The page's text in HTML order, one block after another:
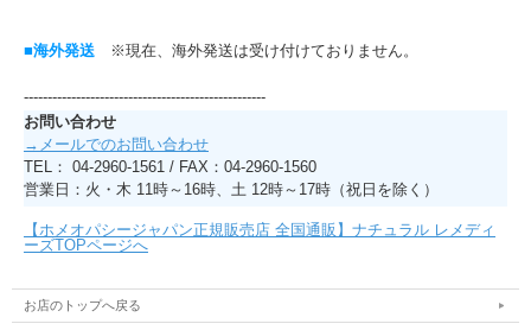
■海外発送 ※現在、海外発送は受け付けておりません。
---------------------------------------------------
お問い合わせ
→メールでのお問い合わせ
TEL： 04-2960-1561 / FAX：04-2960-1560
営業日：火・木 11時～16時、土 12時～17時（祝日を除く）
【ホメオパシージャパン正規販売店 全国通販】ナチュラル レメディ
ーズTOPページへ
お店のトップへ戻る